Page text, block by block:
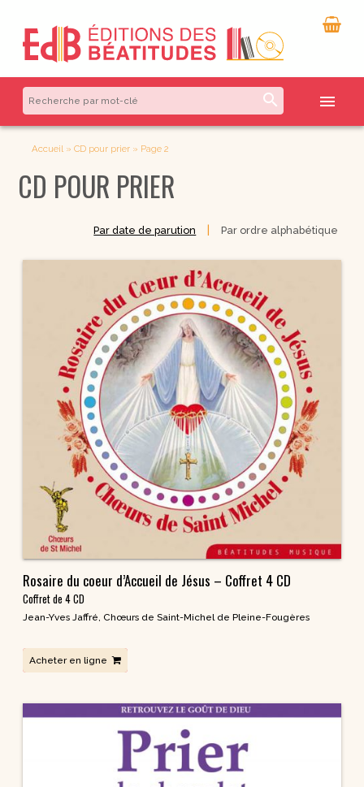
search menu
Accueil» CD pour prier» Page 2
CD POUR PRIER
Par date de parution Par ordre alphabétique
Rosaire du coeur d’Accueil de Jésus – Coffret 4 CD
Coffret de 4 CD
Jean-Yves Jaffré, Chœurs de Saint-Michel de Pleine-Fougères
Acheter en ligne